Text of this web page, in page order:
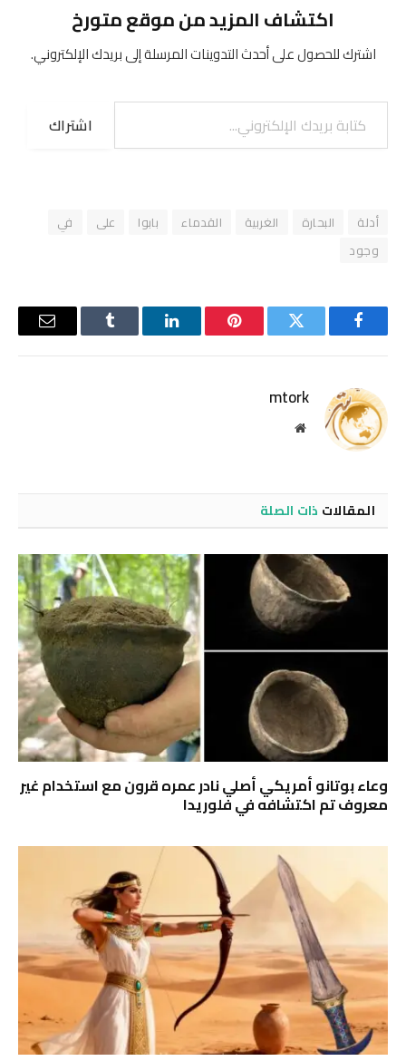
اكتشاف المزيد من موقع متورخ
اشترك للحصول على أحدث التدوينات المرسلة إلى بريدك الإلكتروني.
كتابة بريدك الإلكتروني...
اشتراك
أدلة البحارة الغربية القدماء بابوا على
في
وجود
فيسبوك تويتر بينتيريستلينكدإن Tumblr
البريد
mtork
موقع
المقالات ذات الصلة
وعاء بوتانو أمريكي أصلي نادر عمره قرون مع استخدام غير
معروف تم اكتشافه في فلوريدا